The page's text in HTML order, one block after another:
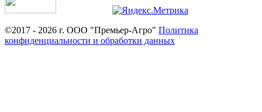
©2017 - 2026 г. ООО "Премьер-Агро" Политика
конфиденциальности и обработки данных